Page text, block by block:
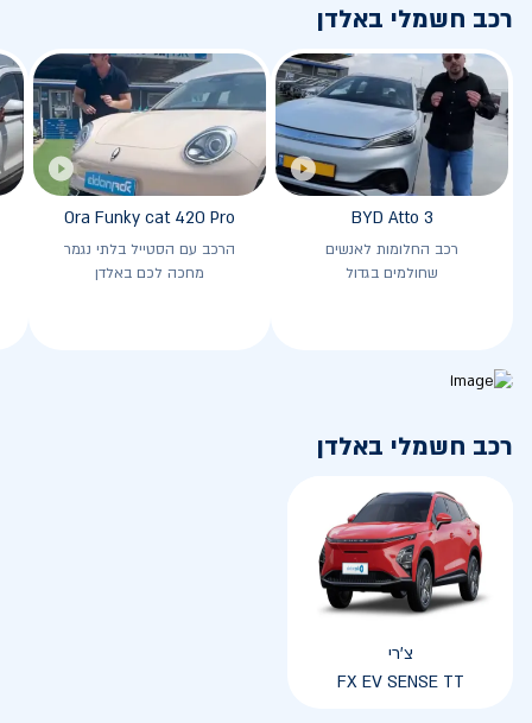
רכב חשמלי באלדן
BYD Atto 3
רכב החלומות לאנשים
שחולמים בגדול
Ora Funky cat 420 Pro
הרכב עם הסטייל בלתי נגמר
מחכה לכם באלדן
רכב חשמלי באלדן
צ'רי
FX EV SENSE TT